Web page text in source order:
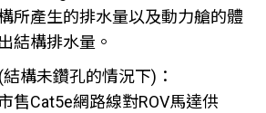
所產生的排水量以及動力艙的體
結構排水量。
構未鑽孔的情況下)：
售Cat5e網路線對ROV馬達供